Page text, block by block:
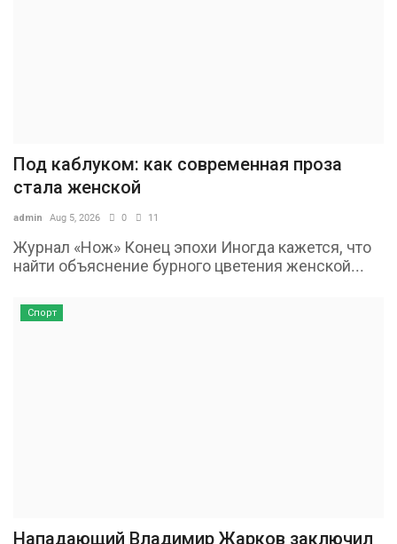
Под каблуком: как современная проза
стала женской
admin Aug 5, 2026 0 11
Журнал «Нож» Конец эпохи Иногда кажется, что
найти объяснение бурного цветения женской...
Спорт
Нападающий Владимир Жарков заключил